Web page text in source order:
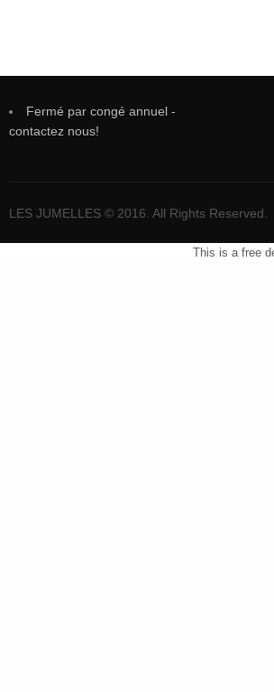
Fermé par congé annuel -
contactez nous!
LES JUMELLES © 2016. All Rights Reserved.
This is a free